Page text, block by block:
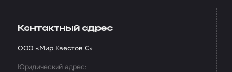
Контактный адрес
ООО «Мир Квестов С»
Юридический адрес: